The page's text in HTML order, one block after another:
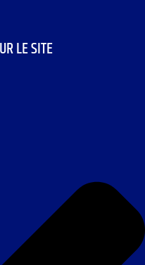
LE SITE